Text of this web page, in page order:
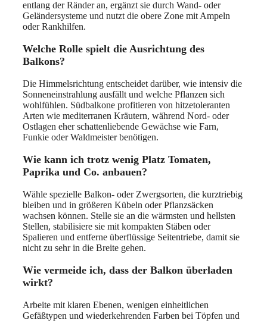
entlang der Ränder an, ergänzt sie durch Wand- oder
Geländersysteme und nutzt die obere Zone mit Ampeln
oder Rankhilfen.
Welche Rolle spielt die Ausrichtung des
Balkons?
Die Himmelsrichtung entscheidet darüber, wie intensiv die
Sonneneinstrahlung ausfällt und welche Pflanzen sich
wohlfühlen. Südbalkone profitieren von hitzetoleranten
Arten wie mediterranen Kräutern, während Nord- oder
Ostlagen eher schattenliebende Gewächse wie Farn,
Funkie oder Waldmeister benötigen.
Wie kann ich trotz wenig Platz Tomaten,
Paprika und Co. anbauen?
Wähle spezielle Balkon- oder Zwergsorten, die kurztriebig
bleiben und in größeren Kübeln oder Pflanzsäcken
wachsen können. Stelle sie an die wärmsten und hellsten
Stellen, stabilisiere sie mit kompakten Stäben oder
Spalieren und entferne überflüssige Seitentriebe, damit sie
nicht zu sehr in die Breite gehen.
Wie vermeide ich, dass der Balkon überladen
wirkt?
Arbeite mit klaren Ebenen, wenigen einheitlichen
Gefäßtypen und wiederkehrenden Farben bei Töpfen und